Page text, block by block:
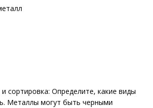
сортировка: Определите, какие виды
Металлы могут быть черными